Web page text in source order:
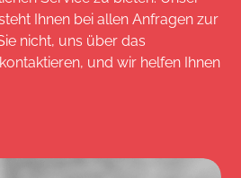
Ihnen bei allen Anfragen zur
nicht, uns über das
und wir helfen Ihnen